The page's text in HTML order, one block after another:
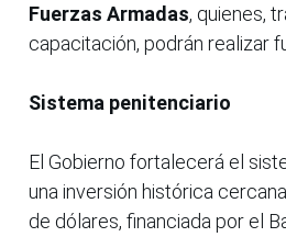
Fuerzas Armadas, quienes,
capacitación, podrán realizar
Sistema penitenciario
El Gobierno fortalecerá el
una inversión histórica
de dólares, financiada por el